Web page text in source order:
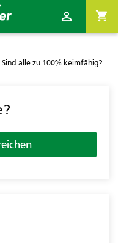
shopping_cart

alle zu 100% keimfähig?